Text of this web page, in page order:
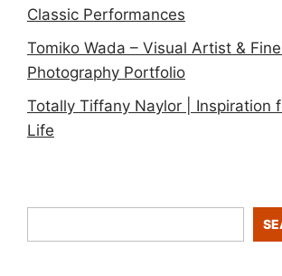
Classic Performances
Tomiko Wada – Visual Artist &
Photography Portfolio
Totally Tiffany Naylor | Inspiration
Life